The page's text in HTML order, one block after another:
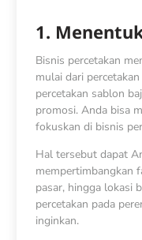
1.
Bisnis percetakan
mulai dari
percetakan sablon
promosi. Anda bisa
fokuskan di bisnis
Hal tersebut dapat
mempertimbangkan
pasar, hingga lokasi
percetakan pada
inginkan.